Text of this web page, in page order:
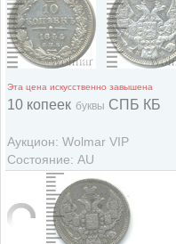
Эта цена искусственно завышена
10 копеек буквы СПБ КБ
Аукцион: Wolmar VIP
Состояние: AU